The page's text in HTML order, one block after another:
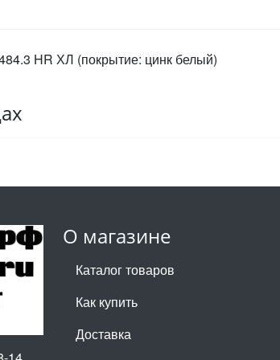
HR ХЛ (покрытие: цинк белый)
О магазине
Каталог товаров
Как купить
Доставка